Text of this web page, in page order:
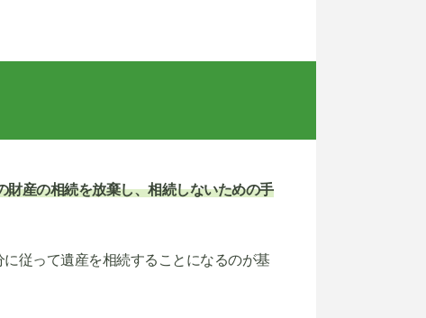
産の相続を放棄し、相続しないための手
従って遺産を相続することになるのが基